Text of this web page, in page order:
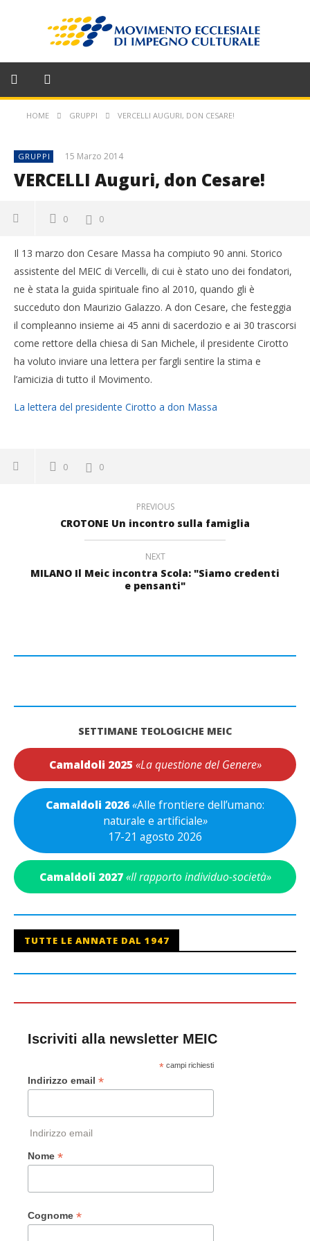
HOME GRUPPI VERCELLI AUGURI, DON CESARE!
GRUPPI 15 Marzo 2014
VERCELLI Auguri, don Cesare!
0 0
Il 13 marzo don Cesare Massa ha compiuto 90 anni. Storico
assistente del MEIC di Vercelli, di cui è stato uno dei fondatori,
ne è stata la guida spirituale fino al 2010, quando gli è
succeduto don Maurizio Galazzo. A don Cesare, che festeggia
il compleanno insieme ai 45 anni di sacerdozio e ai 30 trascorsi
come rettore della chiesa di San Michele, il presidente Cirotto
ha voluto inviare una lettera per fargli sentire la stima e
l’amicizia di tutto il Movimento.
La lettera del presidente Cirotto a don Massa
0 0
PREVIOUS
CROTONE Un incontro sulla famiglia
NEXT
MILANO Il Meic incontra Scola: "Siamo credenti
e pensanti"
SETTIMANE TEOLOGICHE MEIC
Camaldoli 2025 «La questione del Genere»
Camaldoli 2026«Alle frontiere dell’umano:
naturale e artificiale»
17-21 agosto 2026
Camaldoli 2027 «Il rapporto individuo-società»
TUTTE LE ANNATE DAL 1947
Iscriviti alla newsletter MEIC
*campi richiesti
Indirizzo email *
Indirizzo email
Nome *
Cognome *